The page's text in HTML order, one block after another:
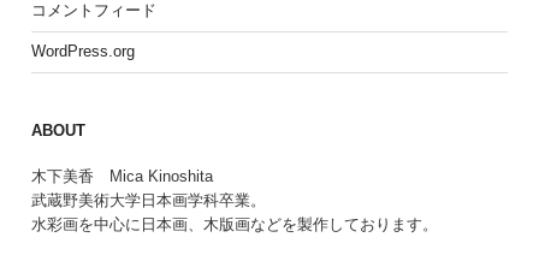
コメントフィード
WordPress.org
ABOUT
木下美香 Mica Kinoshita
武蔵野美術大学日本画学科卒業。
水彩画を中心に日本画、木版画などを製作しております。